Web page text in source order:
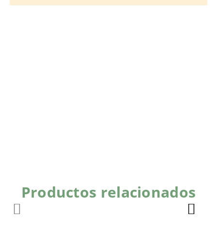
Productos relacionados